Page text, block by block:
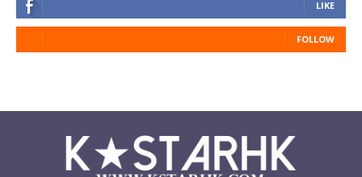
LIKE
FOLLOW